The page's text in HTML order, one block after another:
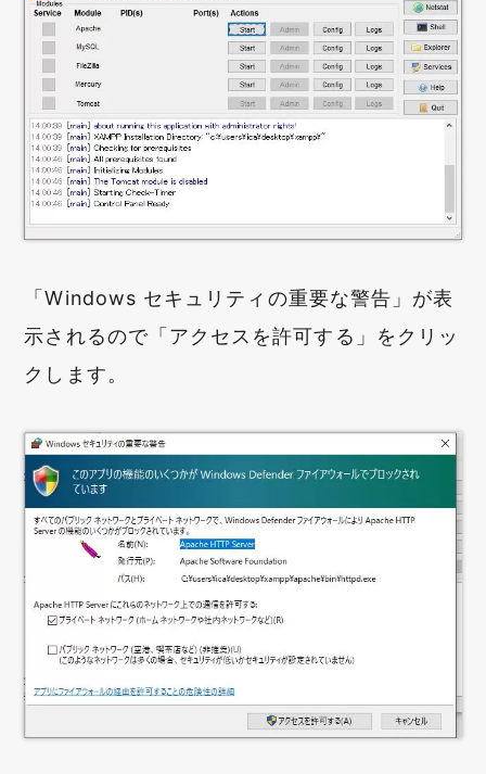
「Windows セキュリティの重要な警告」が表
示されるので「アクセスを許可する」をクリッ
クします。